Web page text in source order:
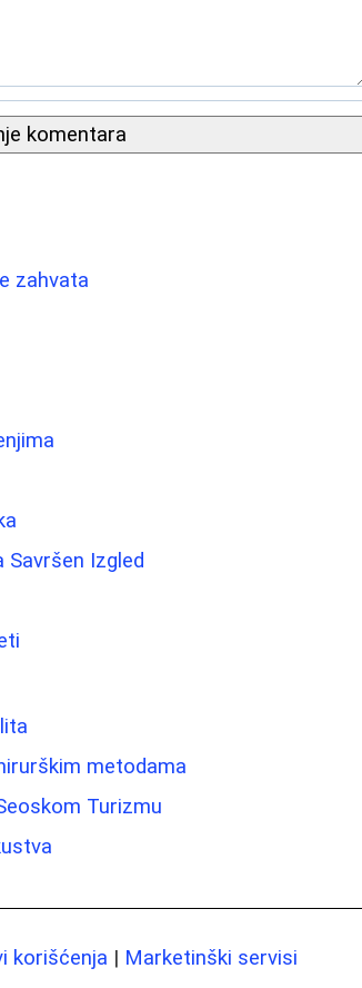
komentara
zahvata
Savršen Izgled
metodama
Turizmu
korišćenja | Marketinški servisi